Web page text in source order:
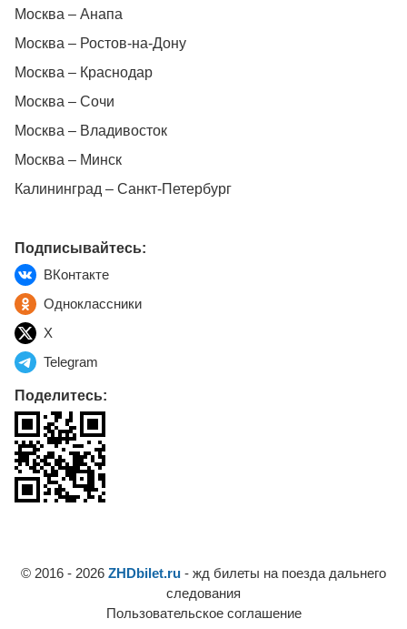
Москва – Анапа
Москва – Ростов-на-Дону
Москва – Краснодар
Москва – Сочи
Москва – Владивосток
Москва – Минск
Калининград – Санкт-Петербург
Подписывайтесь:
ВКонтакте
Одноклассники
X
Telegram
Поделитесь:
© 2016 - 2026 ZHDbilet.ru - жд билеты на поезда дальнего
следования
Пользовательское соглашение